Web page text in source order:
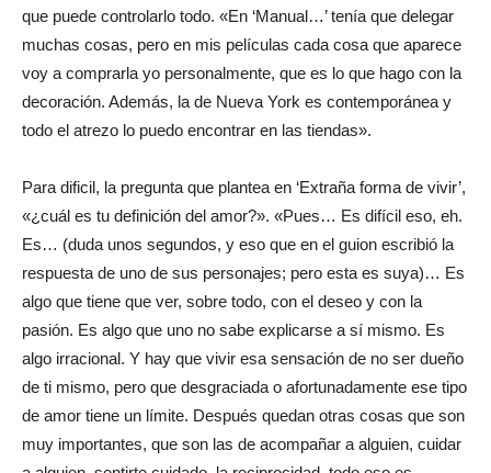
que puede controlarlo todo. «En ‘Manual…’ tenía que delegar
muchas cosas, pero en mis películas cada cosa que aparece
voy a comprarla yo personalmente, que es lo que hago con la
decoración. Además, la de Nueva York es contemporánea y
todo el atrezo lo puedo encontrar en las tiendas».
Para dificil, la pregunta que plantea en ‘Extraña forma de vivir’,
«¿cuál es tu definición del amor?». «Pues… Es difícil eso, eh.
Es… (duda unos segundos, y eso que en el guion escribió la
respuesta de uno de sus personajes; pero esta es suya)… Es
algo que tiene que ver, sobre todo, con el deseo y con la
pasión. Es algo que uno no sabe explicarse a sí mismo. Es
algo irracional. Y hay que vivir esa sensación de no ser dueño
de ti mismo, pero que desgraciada o afortunadamente ese tipo
de amor tiene un límite. Después quedan otras cosas que son
muy importantes, que son las de acompañar a alguien, cuidar